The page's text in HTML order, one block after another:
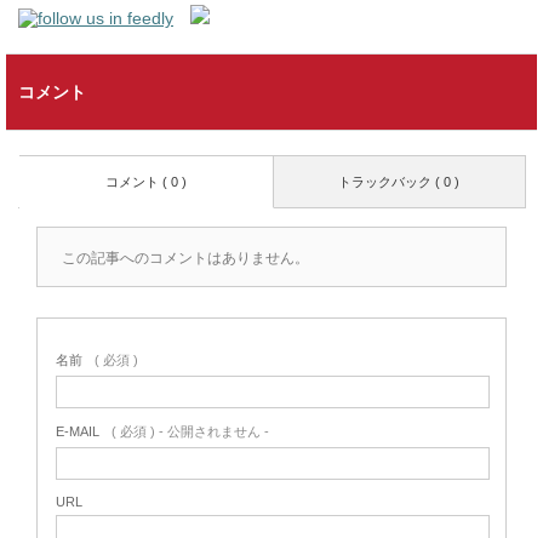
コメント
トラックバック ( 0 )
コメント ( 0 )
この記事へのコメントはありません。
名前 ( 必須 )
E-MAIL ( 必須 ) - 公開されません -
URL